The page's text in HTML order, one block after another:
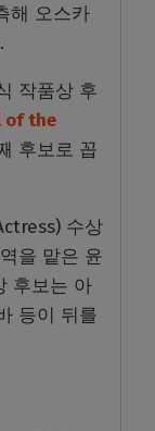
해 오스카
작품상 후
of the
후보로 꼽
수상
을 맡은 윤
후보는 아
등이 뒤를